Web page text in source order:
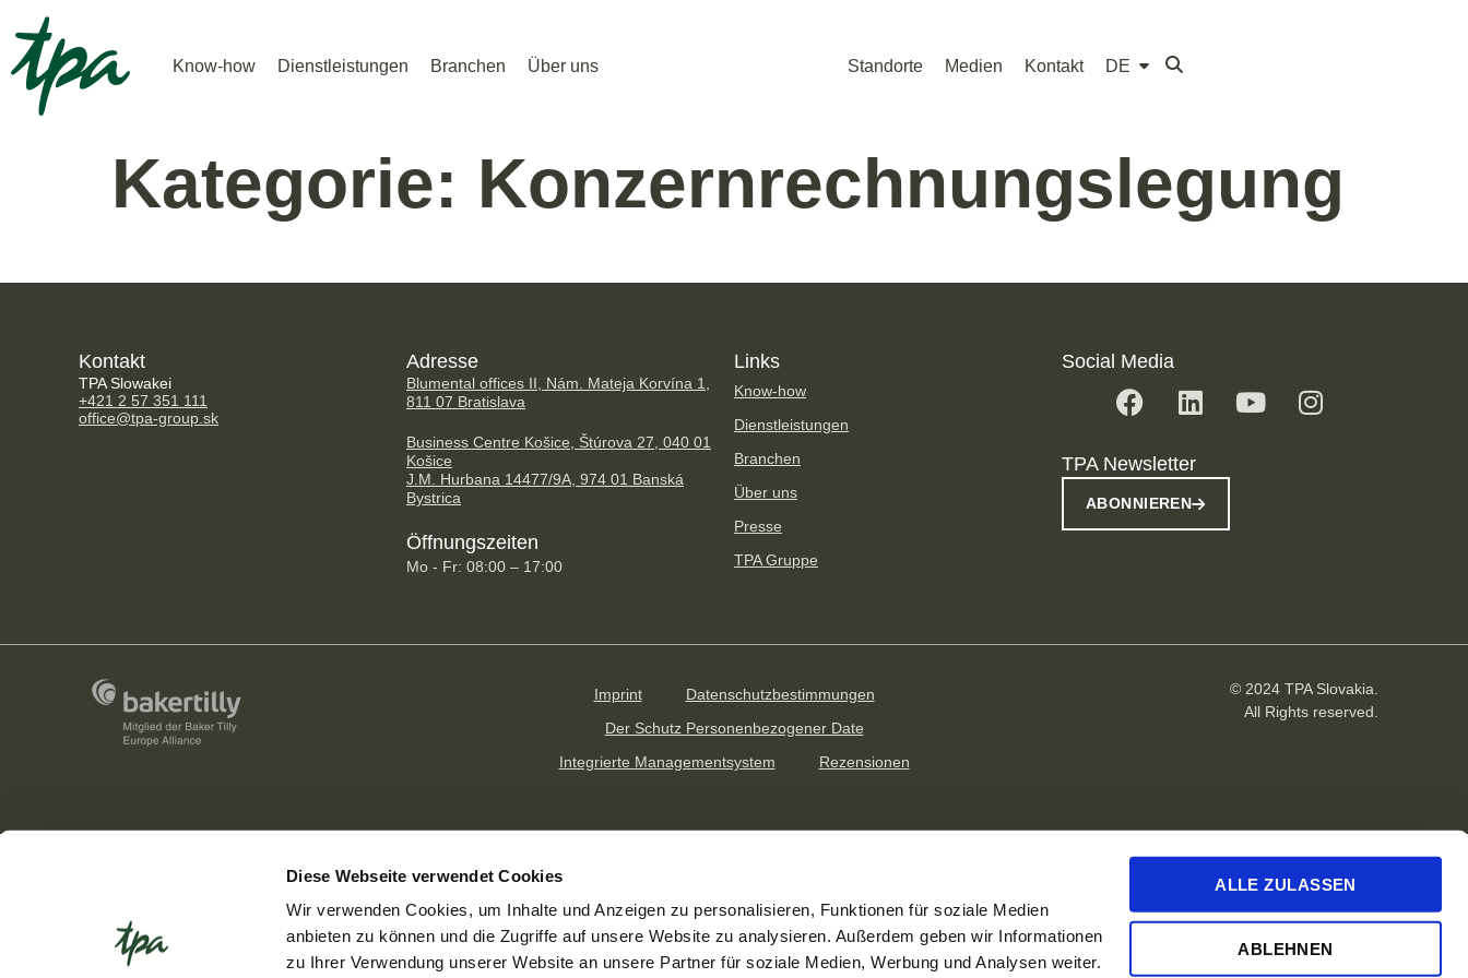
Diese Webseite verwendet Cookies
Wir verwenden Cookies, um Inhalte und Anzeigen zu personalisieren, Funktionen für soziale Medien
anbieten zu können und die Zugriffe auf unsere Website zu analysieren. Außerdem geben wir Informationen
zu Ihrer Verwendung unserer Website an unsere Partner für soziale Medien, Werbung und Analysen weiter.
ALLE ZULASSEN
ABLEHNEN
Know-how Dienstleistungen Branchen Über uns Standorte Kontakt
Medien DE
Kategorie: Konzernrechnungslegung
Kontakt
TPA Slowakei
+421 2 57 351 111
office@tpa-group.sk
Adresse
Blumental offices II, Nám. Mateja Korvína 1,
811 07 Bratislava
Business Centre Košice, Štúrova 27, 040 01
Košice
J.M. Hurbana 14477/9A, 974 01 Banská
Bystrica
Öffnungszeiten
Mo - Fr: 08:00 – 17:00
Links
Know-how
Dienstleistungen
Branchen
Über uns
Presse
TPA Gruppe
Social Media
TPA Newsletter
ABONNIEREN
Imprint
Datenschutzbestimmungen
Der Schutz Personenbezogener Date
Integrierte Managementsystem
Rezensionen
© 2024 TPA Slovakia.
All Rights reserved.